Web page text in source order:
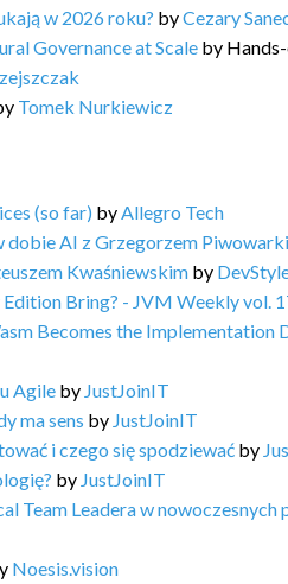
w 2026 roku? byCezary
Governance at Scale by
Tomek Nurkiewicz
(so far) byAllegro Tech
dobie AI z Grzegorzem
Kwaśniewskim by
Bring? - JVM Weekly vol.
Becomes the
Agile by JustJoinIT
ma sens by JustJoinIT
i czego się spodziewać by
by JustJoinIT
Team Leadera w
Noesis.vision